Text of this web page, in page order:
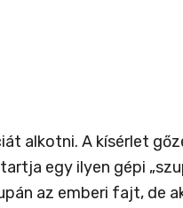
alkotni. A kísérlet
egy ilyen gépi
az emberi fajt, de